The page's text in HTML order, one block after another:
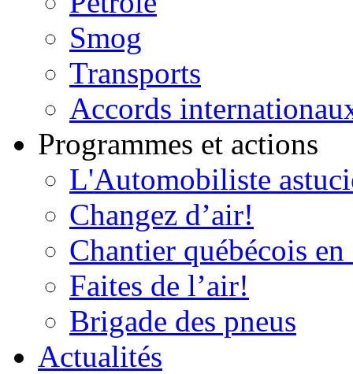
Smog
Transports
Accords
Programmes et actions
L'Automobiliste
Changez d’air!
Chantier québécois
Faites de l’air!
Brigade des pneus
Actualités